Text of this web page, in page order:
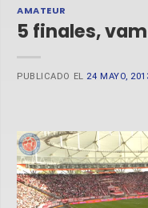
AMATEUR
5 finales,
PUBLICADO EL 24 MAYO,